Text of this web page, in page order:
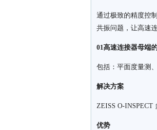
通过极致的精度控
共振问题，让高速
01高速连接器母端
包括：平面度量测
解决方案
ZEISS O-INSPECT
优势